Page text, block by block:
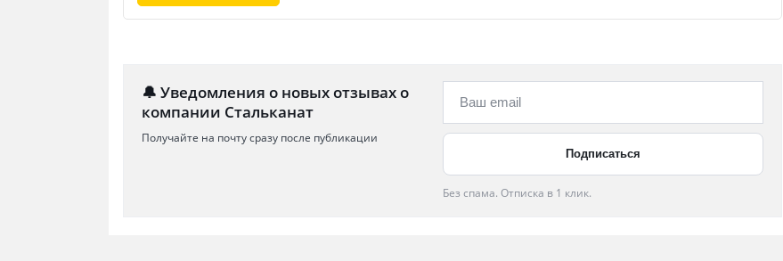
🔔 Уведомления о новых отзывах о
компании Стальканат
Получайте на почту сразу после публикации
Без спама. Отписка в 1 клик.